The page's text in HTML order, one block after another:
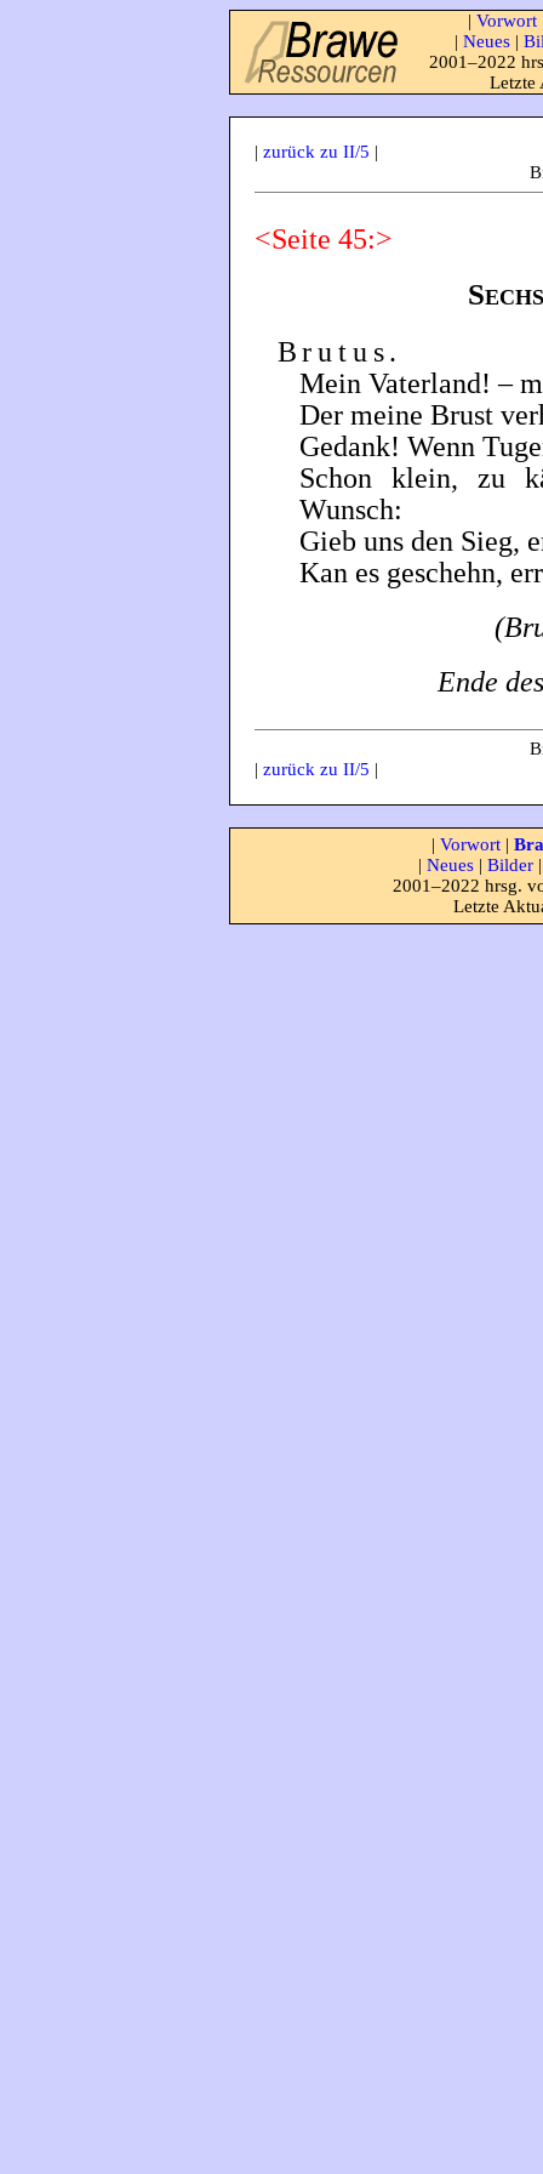
| Vorwort
| Neues |
2001–2022
Letzte
| zurück zu II/5 |
<Seite 45:>
Brutus.
Mein Vaterland! –
Der meine Brust
Gedank! Wenn
Schon klein, zu
Wunsch:
Gieb uns den Sieg,
Kan es geschehn,
Ende
| zurück zu II/5 |
| Vorwort|
| Neues | Bilder
2001–2022 hrsg.
Letzte